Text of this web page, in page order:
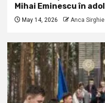
Mihai Eminescu în
May 14, 2026 Anca Sirghie